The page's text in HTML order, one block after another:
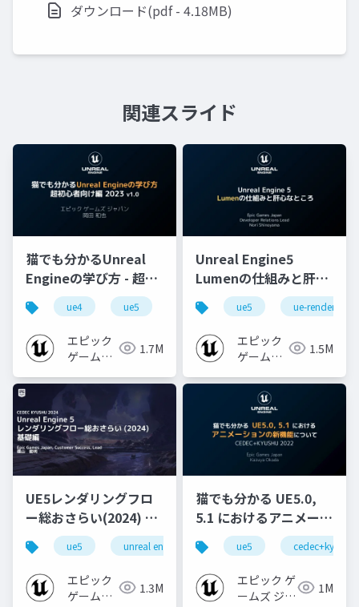
ダウンロード(pdf - 4.18MB)
関連スライド
猫でも分かるUnreal
Engineの学び方 - 超初
心者向け編 - 2023 v1.0
ue4 ue5 ue-beginner
エピック
ゲームズ
1.7M
Unreal Engine5
Lumenの仕組みと肝心
なところ
ue5 ue-rendering
エピック
ゲームズ
1.5M
UE5レンダリングフロ
ー総おさらい(2024) 基
礎編！
[CEDEC+KYUSHU
2024]
ue5 unreal engine ue-rendering
エピック
ゲームズ
1.3M
猫でも分かる UE5.0,
5.1 におけるアニメーシ
ョンの新機能について
【CEDEC+KYUSHU
2022】
ue5 cedec+kyushu
エピック ゲ
ームズ ジャ
1M